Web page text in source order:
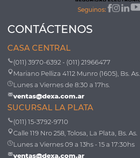
Seguinos:
CONTÁCTENOS
CASA CENTRAL
(011) 3970-6392 - (011) 21966477
Mariano Pelliza 4112 Munro (1605), Bs. As.
Lunes a Viernes de 8:30 a 17hs.
ventas@dexa.com.ar
SUCURSAL LA PLATA
(011) 15-3792-9710
Calle 119 Nro 258, Tolosa, La Plata, Bs. As.
Lunes a Viernes 09 a 13hs - 15 a 17:30hs
ventas@dexa.com.ar